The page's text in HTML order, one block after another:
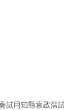
試用知縣袁啟霈